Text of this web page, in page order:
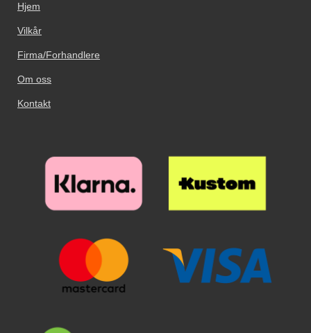
Hjem
Vilkår
Firma/Forhandlere
Om oss
Kontakt